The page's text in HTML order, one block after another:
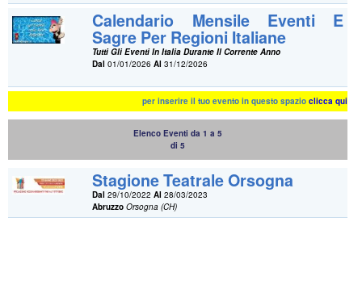
Calendario Mensile Eventi E
Sagre Per Regioni Italiane
Tutti Gli Eventi In Italia Durante Il Corrente Anno
Dal 01/01/2026Al 31/12/2026
per inserire il tuo evento in questo spazioclicca qui
Elenco Eventi da 1 a 5
di 5
Stagione Teatrale Orsogna
Dal 29/10/2022Al 28/03/2023
Abruzzo Orsogna (CH)